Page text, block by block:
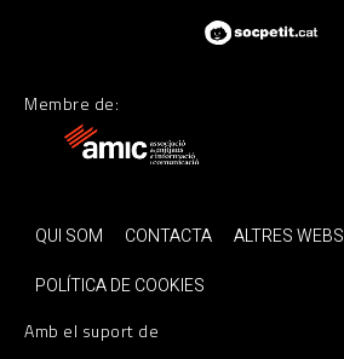
Membre de:
QUI SOM CONTACTA ALTRES WEBS
POLÍTICA DE COOKIES
Amb el suport de